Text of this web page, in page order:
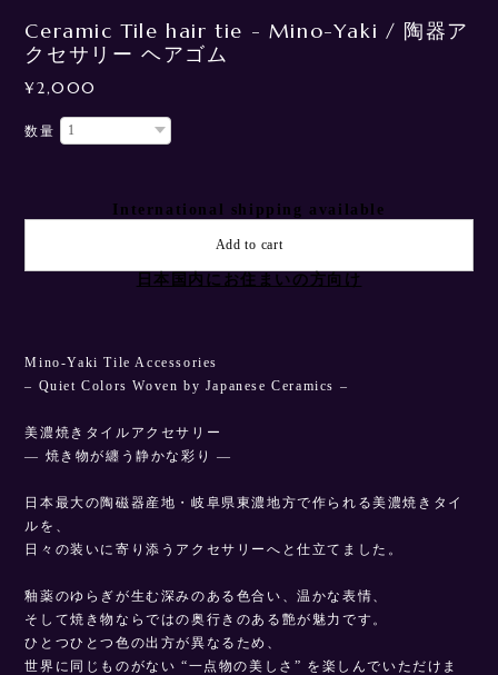
Ceramic Tile hair tie - Mino-Yaki / 陶器ア
クセサリー ヘアゴム
¥2,000
数量
International shipping available
Add to cart
日本国内にお住まいの方向け
Mino-Yaki Tile Accessories
– Quiet Colors Woven by Japanese Ceramics –
美濃焼きタイルアクセサリー
— 焼き物が纏う静かな彩り —
日本最大の陶磁器産地・岐阜県東濃地方で作られる美濃焼きタイ
ルを、
日々の装いに寄り添うアクセサリーへと仕立てました。
釉薬のゆらぎが生む深みのある色合い、温かな表情、
そして焼き物ならではの奥行きのある艶が魅力です。
ひとつひとつ色の出方が異なるため、
世界に同じものがない “一点物の美しさ” を楽しんでいただけま